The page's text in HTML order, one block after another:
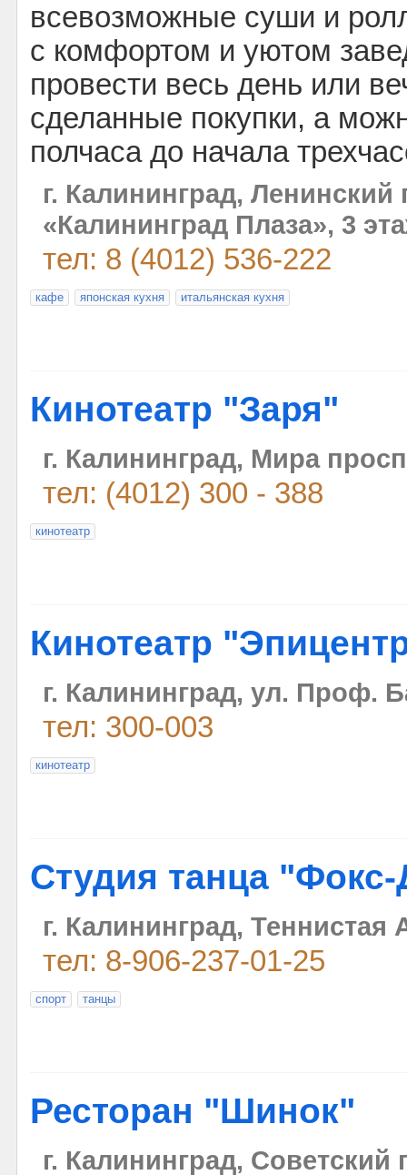
всевозможные суши и
с комфортом и уютом
провести весь день или
сделанные покупки, а
полчаса до начала
г. Калининград, Ленинский
«Калининград Плаза», 3
тел: 8 (4012) 536-222
кафе японская кухня итальянская кухня
Кинотеатр "Заря"
г. Калининград, Мира
тел: (4012) 300 - 388
кинотеатр
Кинотеатр
г. Калининград, ул. Проф.
тел: 300-003
кинотеатр
Студия танца
г. Калининград, Теннистая
тел: 8-906-237-01-25
спорт танцы
Ресторан "Шинок"
г. Калининград, Советский